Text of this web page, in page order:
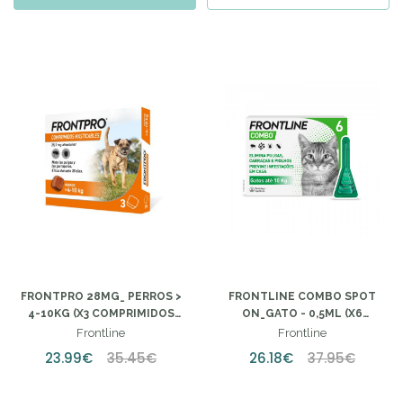
FRONTPRO 28MG_ PERROS >
4-10KG (X3 COMPRIMIDOS
MASTICABLES)
Frontline
23.99€ 35.45€
FRONTLINE COMBO SPOT
ON_GATO - 0,5ML (X6
UNIDADES)" "FRONTLINE
0,5ML (X6 UNIDADES)
Frontline
26.18€ 37.95€